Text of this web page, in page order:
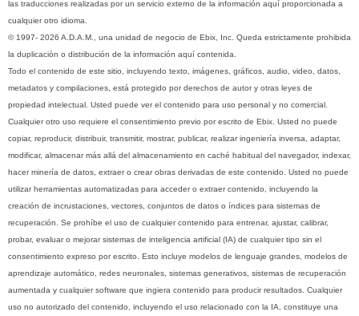
las traducciones realizadas por un servicio externo de la información aquí proporcionada a
cualquier otro idioma.
© 1997- 2026 A.D.A.M., una unidad de negocio de Ebix, Inc. Queda estrictamente prohibida
la duplicación o distribución de la información aquí contenida.
Todo el contenido de este sitio, incluyendo texto, imágenes, gráficos, audio, video, datos,
metadatos y compilaciones, está protegido por derechos de autor y otras leyes de
propiedad intelectual. Usted puede ver el contenido para uso personal y no comercial.
Cualquier otro uso requiere el consentimiento previo por escrito de Ebix. Usted no puede
copiar, reproducir, distribuir, transmitir, mostrar, publicar, realizar ingeniería inversa, adaptar,
modificar, almacenar más allá del almacenamiento en caché habitual del navegador, indexar,
hacer minería de datos, extraer o crear obras derivadas de este contenido. Usted no puede
utilizar herramientas automatizadas para acceder o extraer contenido, incluyendo la
creación de incrustaciones, vectores, conjuntos de datos o índices para sistemas de
recuperación. Se prohíbe el uso de cualquier contenido para entrenar, ajustar, calibrar,
probar, evaluar o mejorar sistemas de inteligencia artificial (IA) de cualquier tipo sin el
consentimiento expreso por escrito. Esto incluye modelos de lenguaje grandes, modelos de
aprendizaje automático, redes neuronales, sistemas generativos, sistemas de recuperación
aumentada y cualquier software que ingiera contenido para producir resultados. Cualquier
uso no autorizado del contenido, incluyendo el uso relacionado con la IA, constituye una